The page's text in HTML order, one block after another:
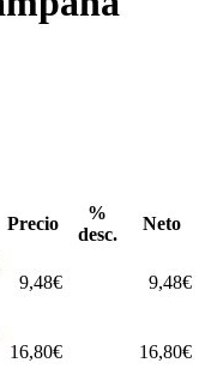
Precio
%
desc.
Neto
9,48€ 9,48€
16,80€ 16,80€